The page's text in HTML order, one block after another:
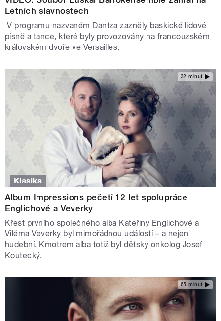
Letních slavnostech
V programu nazvaném Dantza zazněly baskické lidové
písně a tance, které byly provozovány na francouzském
královském dvoře ve Versailles.
32 minut
Klasika
Album Impressions pečetí 12 let spolupráce
Englichové a Veverky
Křest prvního společného alba Kateřiny Englichové a
Viléma Veverky byl mimořádnou událostí – a nejen
hudební. Kmotrem alba totiž byl dětský onkolog Josef
Koutecký.
65 minut